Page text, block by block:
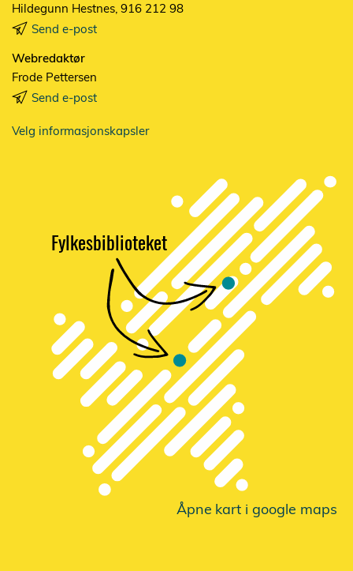
Hildegunn Hestnes, 916 212 98
Send e-post
Webredaktør
Frode Pettersen
Send e-post
Velg informasjonskapsler
Åpnekart i google maps
Fylkesbiblioteket